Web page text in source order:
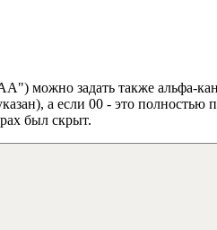
можно задать также альфа-
а если 00 - это
был скрыт.